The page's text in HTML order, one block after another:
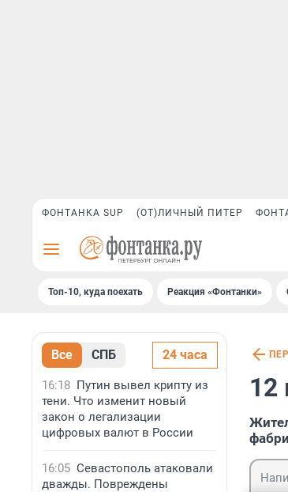
ФОНТАНКА SUP (ОТ)ЛИЧНЫЙ ПИТЕР
Топ-10, куда поехать Реакция «Фонтанки»
Все СПБ 24 часа
16:18 Путин вывел крипту из
тени. Что изменит новый
закон о легализации
цифровых валют в России
16:05 Севастополь атаковали
дважды. Повреждены
12